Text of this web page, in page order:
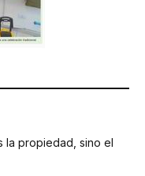
la propiedad, sino el